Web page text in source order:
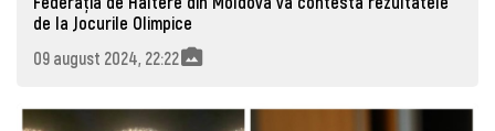
de la Jocurile Olimpice
09 august 2024, 22:22